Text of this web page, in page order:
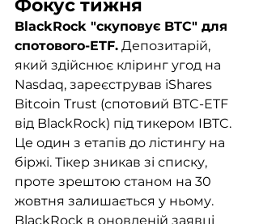
Фокус тижня
BlackRock "скуповує BTC" для
спотового-ETF. Депозитарій,
який здійснює кліринг угод на
Nasdaq, зареєстрував iShares
Bitcoin Trust (спотовий BTC-ETF
від BlackRock) під тикером IBTC.
Це один з етапів до лістингу на
біржі. Тікер зникав зі списку,
проте зрештою станом на 30
жовтня залишається у ньому.
BlackRock в оновленій заявці